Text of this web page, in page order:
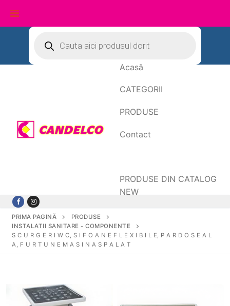
conținut
search
Acasă
CATEGORII
PRODUSE
Contact
PRODUSE DIN CATALOG
NEW
PRIMA PAGINĂ
PRODUSE
INSTALATII SANITARE - COMPONENTE
S C U R G E R I W C, S I F O A N E F L E X I B I L E, P A R D O S E A L
A, F U R T U N E M A S I N A S P A L A T